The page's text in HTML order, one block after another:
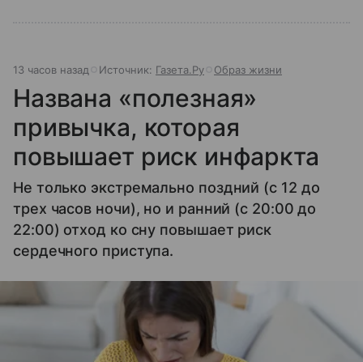
13 часов назад Источник: Газета.Ру Образ жизни
Названа «полезная»
привычка, которая
повышает риск инфаркта
Не только экстремально поздний (с 12 до
трех часов ночи), но и ранний (с 20:00 до
22:00) отход ко сну повышает риск
сердечного приступа.